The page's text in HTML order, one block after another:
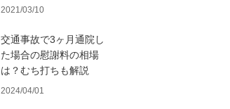
2021/03/10
交通事故で3ヶ月通院し
た場合の慰謝料の相場
は？むち打ちも解説
2024/04/01